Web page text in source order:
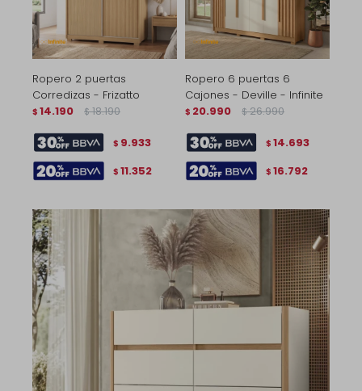
Ropero 2 puertas
Corredizas - Frizatto
$ 14.190 $ 18.190
$ 9.933
$ 11.352
Ropero 6 puertas 6
Cajones - Deville - Infinite
$ 20.990 $ 26.990
$ 14.693
$ 16.792